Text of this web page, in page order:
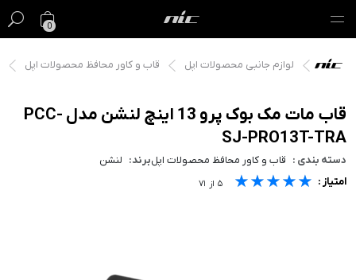
0
گیفت کارت
فروش ویژه
مک
آیفون
لوازم جانبی محصولات اپل قاب و کاور محافظ محصولات اپل
قاب مات مک بوک پرو 13 اینچ لنشن مدل PCC-
SJ-PRO13T-TRA
دسته بندی : قاب و کاور محافظ محصولات اپلبرند: لنشن
امتیاز : ★★★★★
★★★★★
★★★★★ ۵ از ۷۱